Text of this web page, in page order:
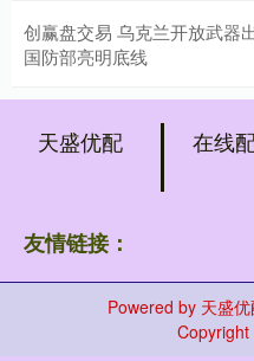
创赢盘交易 乌克兰开放武器
国防部亮明底线
天盛优配 在线
友情链接：
Powered by 天盛
Copyright